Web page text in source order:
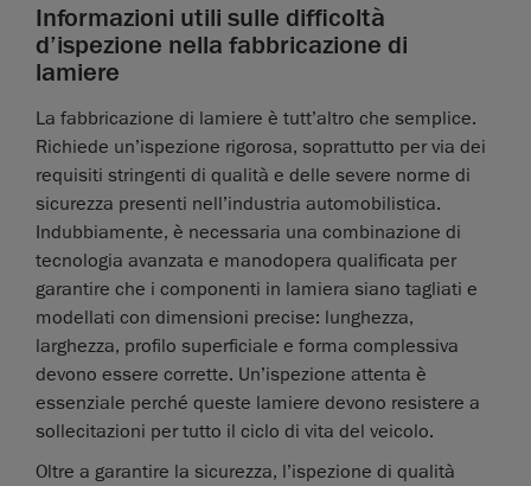
Informazioni utili sulle difficoltà
d’ispezione nella fabbricazione di
lamiere
La fabbricazione di lamiere è tutt’altro che semplice.
Richiede un’ispezione rigorosa, soprattutto per via dei
requisiti stringenti di qualità e delle severe norme di
sicurezza presenti nell’industria automobilistica.
Indubbiamente, è necessaria una combinazione di
tecnologia avanzata e manodopera qualificata per
garantire che i componenti in lamiera siano tagliati e
modellati con dimensioni precise: lunghezza,
larghezza, profilo superficiale e forma complessiva
devono essere corrette. Un’ispezione attenta è
essenziale perché queste lamiere devono resistere a
sollecitazioni per tutto il ciclo di vita del veicolo.
Oltre a garantire la sicurezza, l’ispezione di qualità